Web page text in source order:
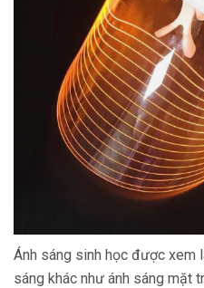
Ánh sáng sinh học được xem
sáng khác như ánh sáng mặt